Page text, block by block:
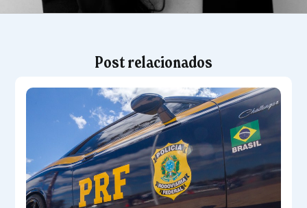
Post relacionados